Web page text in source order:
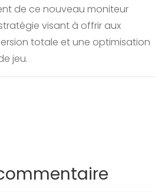
de ce nouveau moniteur
visant à offrir aux
totale et une optimisation
jeu.